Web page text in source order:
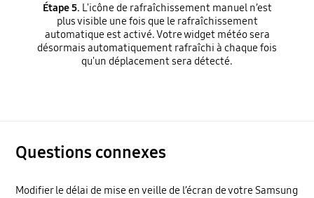
Étape 5. L'icône de rafraîchissement manuel n’est
plus visible une fois que le rafraîchissement
automatique est activé. Votre widget météo sera
désormais automatiquement rafraîchi à chaque fois
qu'un déplacement sera détecté.
Questions connexes
Modifier le délai de mise en veille de l’écran de votre Samsung